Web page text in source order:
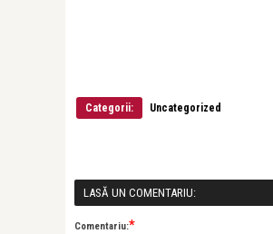
Categorii: Uncategorized
LASĂ UN COMENTARIU:
Comentariu:*